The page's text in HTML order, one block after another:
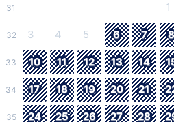
31 1
32 3 4 5 6 7 8
33 10 11 12 13 14
34 17 18 19 20 21
35 24 25 26 27 28